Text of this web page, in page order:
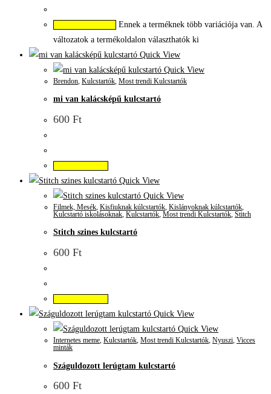
Ennek a terméknek több variációja van. A
változatok a termékoldalon választhatók ki
Quick View
Quick View
Brendon Kulcstartók Most trendi Kulcstartók
mi van kalácsképű kulcstartó
600 Ft
Quick View
Quick View
Filmek, Mesék, Kisfiuknak kúlcstartók, Kislányoknak kúlcstartók,
Kulcstartó iskolásoknak, Kulcstartók, Most trendi Kulcstartók, Stitch
Stitch szines kulcstartó
600 Ft
Quick View
Quick View
Internetes meme, Kulcstartók, Most trendi Kulcstartók, Nyuszi, Vicces
minták
Száguldozott lerúgtam kulcstartó
600 Ft